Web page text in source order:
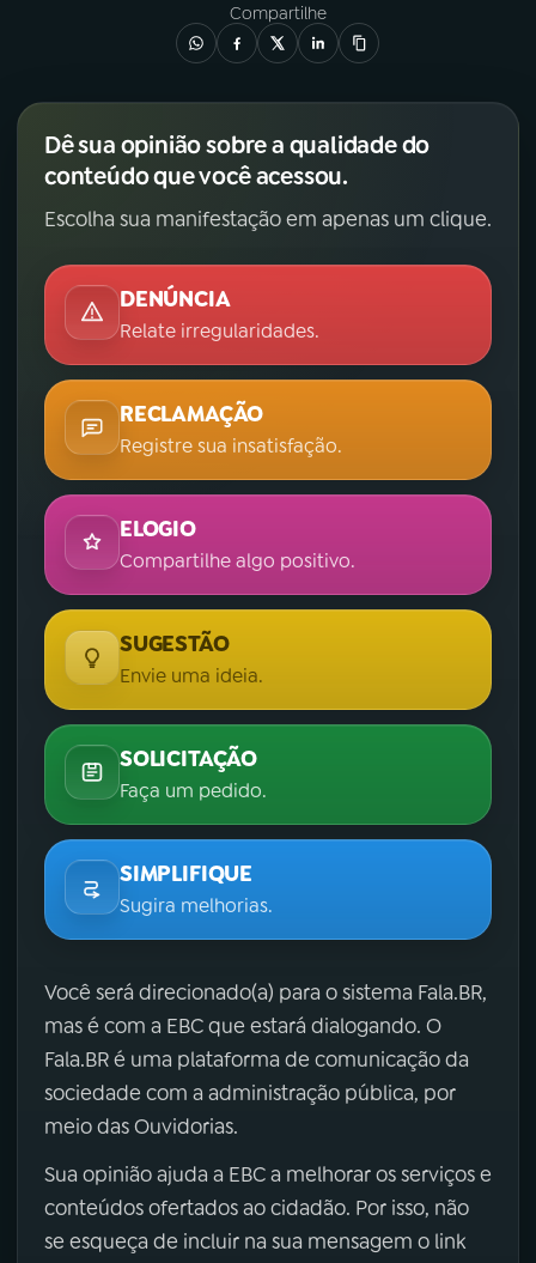
Compartilhe
Dê sua opinião sobre a qualidade do
conteúdo que você acessou.
Escolha sua manifestação em apenas um clique.
DENÚNCIA
Relate irregularidades.
RECLAMAÇÃO
Registre sua insatisfação.
ELOGIO
Compartilhe algo positivo.
SUGESTÃO
Envie uma ideia.
SOLICITAÇÃO
Faça um pedido.
SIMPLIFIQUE
Sugira melhorias.
Você será direcionado(a) para o sistema Fala.BR,
mas é com a EBC que estará dialogando. O
Fala.BR é uma plataforma de comunicação da
sociedade com a administração pública, por
meio das Ouvidorias.
Sua opinião ajuda a EBC a melhorar os serviços e
conteúdos ofertados ao cidadão. Por isso, não
se esqueça de incluir na sua mensagem o link